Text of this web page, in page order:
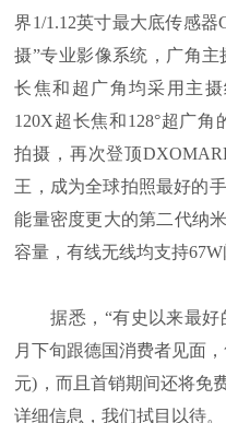
界1/1.12英寸最大底传感
摄”专业影像系统，广角主
长焦和超广角均采用主
120X超长焦和128°超广
拍摄，再次登顶
王，成为全球拍照最好的
能量密度更大的第二代纳
容量，有线无线均支持67W
据悉，“有史以来最好
月下旬跟德国消费者见面
元)，而且首销期间还将免
详细信息，我们拭目以待。